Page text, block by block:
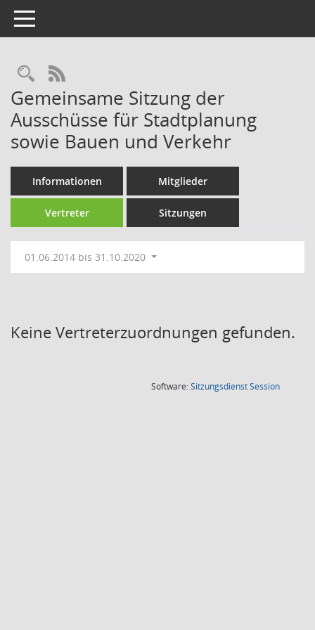
Toggle navigation
Rechercheauswahl
RSS-Feed
Gemeinsame Sitzung der
Ausschüsse für Stadtplanung
sowie Bauen und Verkehr
Informationen Mitglieder
Vertreter Sitzungen
01.06.2014 bis 31.10.2020
Keine Vertreterzuordnungen gefunden.
Software:SitzungsdienstSession(Wird in